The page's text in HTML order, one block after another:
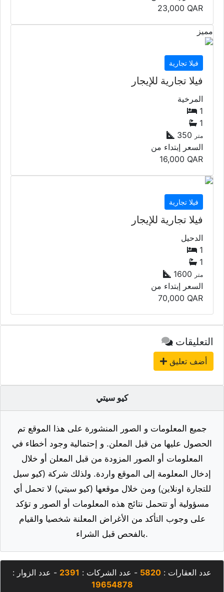
400متر
QAR
مميز
فيلا تجارية
فيلا تجارية للإيجار
المرخية
1
1
350متر
فيلا تجارية
فيلا تجارية للإيجار
الدحيل
1
1
1600متر
التعليقات
أضف تعليق
جميع المعلومات و الصور المنشورة على هذا الموقع تم
الحصول عليها من قبل المعلن. و إحتمالية وجود أخطاء في
المعلومات أو الصور المزودة من قبل المعلن أو خلال
إدخال المعلومة إلى الموقع واردة. ولذلك شركة (كيو سيل
للتجارة اونلاين) ومن خلال موقعها (كيو سيتي) لا تحمل أي
مسؤولية أو تتحمل نتائج هذه المعلومات أو الصور و تؤكد
على وجوب التأكد من الأغراض المعلنة شخصيا والقيام